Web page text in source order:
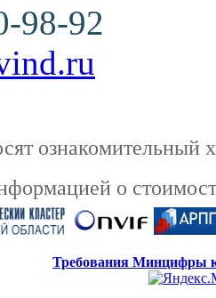
98-92
ознакомительный
о
Требования Минцифры